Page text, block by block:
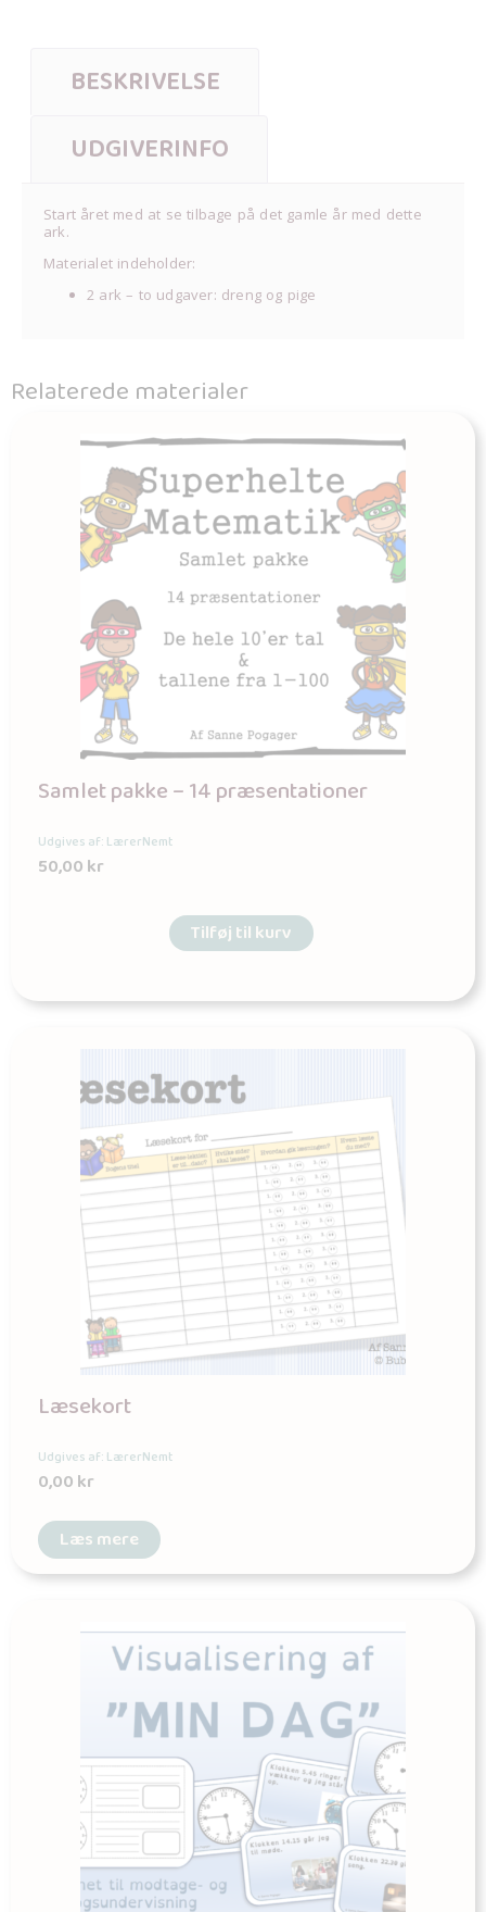
BESKRIVELSE
UDGIVERINFO
Start året med at se tilbage på det gamle år med dette
ark.
Materialet indeholder:
2 ark – to udgaver: dreng og pige
Relaterede materialer
Samlet pakke – 14 præsentationer
Udgives af: LærerNemt
50,00kr
Tilføj til kurv
Læsekort
Udgives af: LærerNemt
0,00kr
Læs mere